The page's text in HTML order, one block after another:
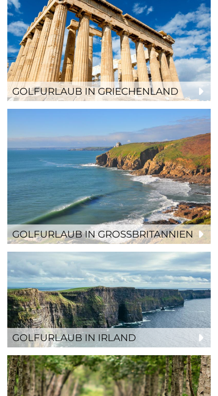
GOLFURLAUB IN GRIECHENLAND
GOLFURLAUB IN GROSSBRITANNIEN
GOLFURLAUB IN IRLAND